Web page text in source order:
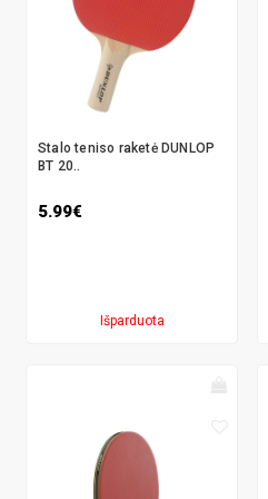
Stalo teniso raketė DUNLOP
BT 20..
5.99€
Išparduota